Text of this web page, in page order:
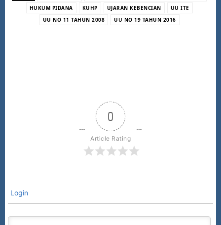
HUKUM PIDANA
KUHP UJARAN KEBENCIAN
UU ITE
UU NO 11 TAHUN 2008
UU NO 19 TAHUN 2016
0
Article Rating
Login